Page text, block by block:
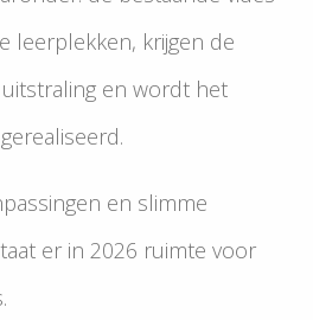
leerplekken, krijgen de
en wordt het
en slimme
er in 2026 ruimte voor